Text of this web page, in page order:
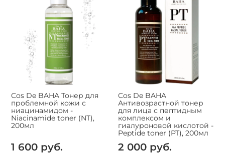
Cos De BAHA Тонер для
проблемной кожи с
ниацинамидом -
Niacinamide toner (NT),
200мл
1 600 руб.
Cos De BAHA
Антивозрастной тонер
для лица с пептидным
комплексом и
гиалуроновой кислотой -
Peptide toner (PT), 200мл
2 000 руб.